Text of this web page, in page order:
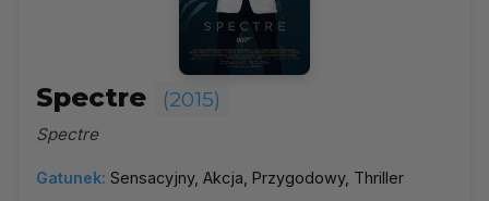
Spectre (2015)
Spectre
Gatunek: Sensacyjny, Akcja, Przygodowy, Thriller